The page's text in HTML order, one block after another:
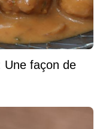
Une façon de